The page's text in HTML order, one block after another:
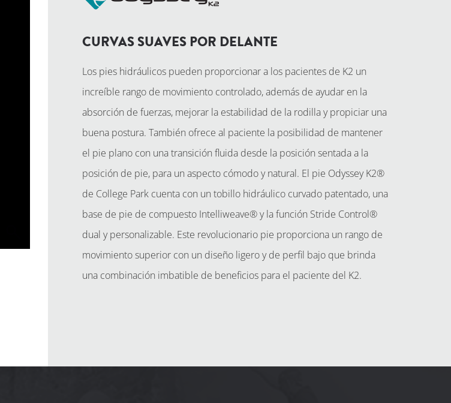
CURVAS SUAVES POR DELANTE
Los pies hidráulicos pueden proporcionar a los pacientes de K2 un
increíble rango de movimiento controlado, además de ayudar en la
absorción de fuerzas, mejorar la estabilidad de la rodilla y propiciar una
buena postura. También ofrece al paciente la posibilidad de mantener
el pie plano con una transición fluida desde la posición sentada a la
posición de pie, para un aspecto cómodo y natural. El pie Odyssey K2®
de College Park cuenta con un tobillo hidráulico curvado patentado, una
base de pie de compuesto Intelliweave® y la función Stride Control®
dual y personalizable. Este revolucionario pie proporciona un rango de
movimiento superior con un diseño ligero y de perfil bajo que brinda
una combinación imbatible de beneficios para el paciente del K2.